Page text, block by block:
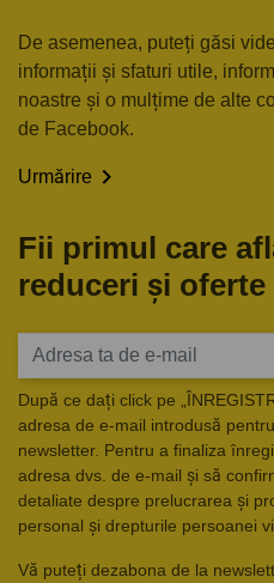
De asemenea, puteți găsi
informații și sfaturi utile,
noastre și o mulțime de alte
de Facebook.
Urmărire 
Fii primul care
reduceri și oferte
După ce dați click pe
adresa de e-mail introdusă
newsletter. Pentru a finaliza
adresa dvs. de e-mail și să
detaliate despre prelucrarea și
personal și drepturile persoanei
Vă puteți dezabona de la